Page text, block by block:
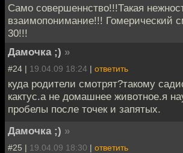
Само совершеннство!!!Такая
взаимопонимание!!! Гомерический
30!!!
Дамочка ;) »
#24 | 19.04.09 18:24 | ответить
куда родители смотрят?такому
кактус.а не домашнее животное.я
пробелы после точек и запятых.
Дамочка ;) »
#25 | 19.04.09 18:30 | ответить